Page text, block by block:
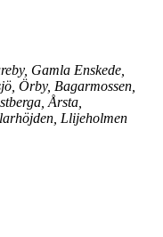
Gamla Enskede,
Örby, Bagarmossen,
Årsta,
Llijeholmen